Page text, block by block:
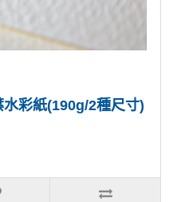
彩紙(190g/2種尺寸)